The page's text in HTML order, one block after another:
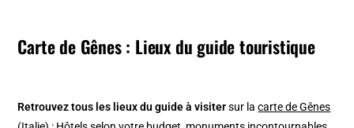
Carte de Gênes : Lieux du guide touristique
Retrouvez tous les lieux du guide à visitersur lacarte de Gênes